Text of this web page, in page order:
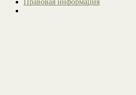
Правовая информация